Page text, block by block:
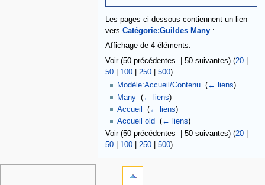
Les pages ci-dessous contiennent un lien
vers Catégorie:Guildes Many:
Affichage de 4 éléments.
Voir (50 précédentes | 50 suivantes) (20|
50| 100| 250| 500)
Modèle:Accueil/Contenu ‎(← liens)
Many ‎(← liens)
Accueil
‎(← liens)
Accueil old ‎(← liens)
Voir (50 précédentes | 50 suivantes) (20|
50| 100| 250| 500)